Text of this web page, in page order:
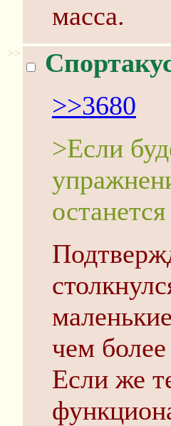
масса.
>>
>>3680
>Если
останется
чем
Если же